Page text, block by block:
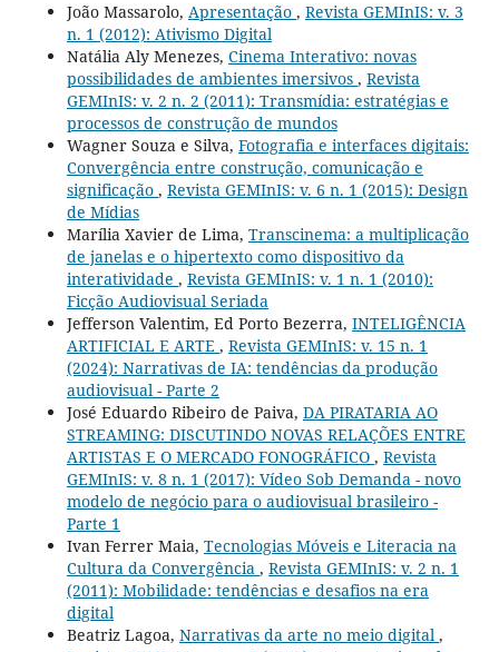
João Massarolo, Apresentação , Revista GEMInIS: v. 3
n. 1 (2012): Ativismo Digital
Natália Aly Menezes, Cinema Interativo: novas
possibilidades de ambientes imersivos , Revista
GEMInIS: v. 2 n. 2 (2011): Transmídia: estratégias e
processos de construção de mundos
Wagner Souza e Silva, Fotografia e interfaces digitais:
Convergência entre construção, comunicação e
significação , Revista GEMInIS: v. 6 n. 1 (2015): Design
de Mídias
Marília Xavier de Lima, Transcinema: a multiplicação
de janelas e o hipertexto como dispositivo da
interatividade , Revista GEMInIS: v. 1 n. 1 (2010):
Ficção Audiovisual Seriada
Jefferson Valentim, Ed Porto Bezerra, INTELIGÊNCIA
ARTIFICIAL E ARTE , Revista GEMInIS: v. 15 n. 1
(2024): Narrativas de IA: tendências da produção
audiovisual - Parte 2
José Eduardo Ribeiro de Paiva, DA PIRATARIA AO
STREAMING: DISCUTINDO NOVAS RELAÇÕES ENTRE
ARTISTAS E O MERCADO FONOGRÁFICO , Revista
GEMInIS: v. 8 n. 1 (2017): Vídeo Sob Demanda - novo
modelo de negócio para o audiovisual brasileiro -
Parte 1
Ivan Ferrer Maia, Tecnologias Móveis e Literacia na
Cultura da Convergência , Revista GEMInIS: v. 2 n. 1
(2011): Mobilidade: tendências e desafios na era
digital
Beatriz Lagoa, Narrativas da arte no meio digital ,